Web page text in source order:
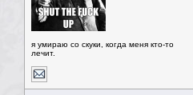
я умираю со скуки, когда меня кто-то
лечит.